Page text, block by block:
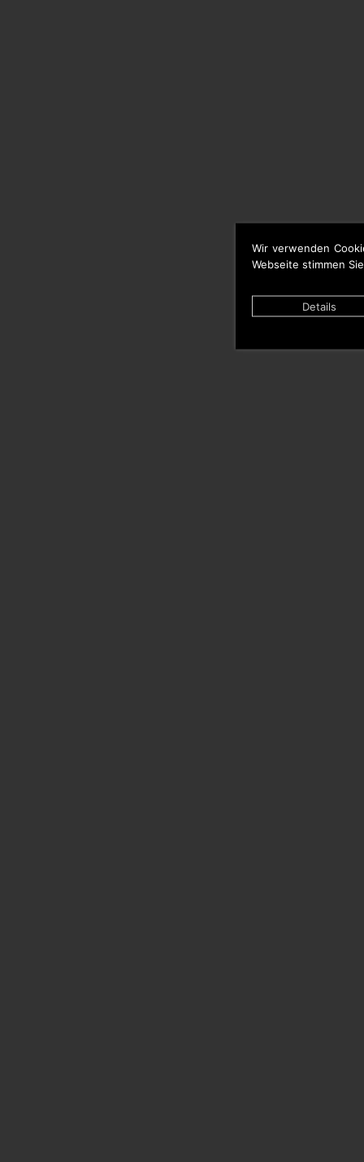
Wir verwenden
Webseite stimmen
Details